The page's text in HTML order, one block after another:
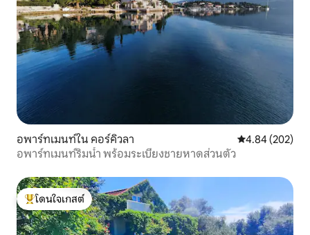
อพาร์ทเมนท์ใน คอร์คิวลา คะแนนเฉลี่ย
4.84 (202)
อพาร์ทเมนท์ริมน้ำ พร้อมระเบียงชายหาดส่วนตัว
โดนใจเกสต์ที่สุด
โดนใจเกสต์